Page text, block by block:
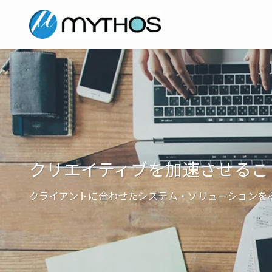
クリエイティブを加速させる
クライアントに合わせたシステム・ソリューションを